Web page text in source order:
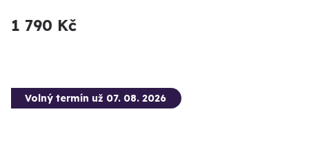
1 790 Kč
Volný termín už 07. 08. 2026